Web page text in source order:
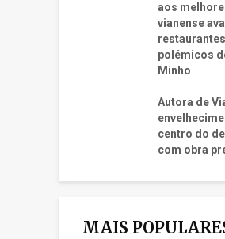
aos
vianense
restaurantes
polémicos
Minho
Autora de
centro do
com obra
MAIS